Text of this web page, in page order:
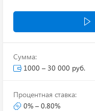
Сумма:
1000 – 30 000 руб.
Процентная ставка:
0% – 0.80%